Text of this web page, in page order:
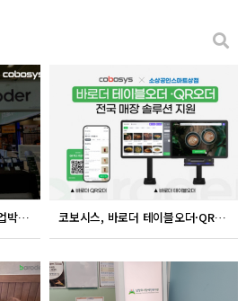
코보시스, IFS 프랜차이즈 창업박람회서 통합 매장 관리 솔루션 '바로더’ 체험존 운영 코보시스, 바로더 테이블오더·QR오더로 스마트상점 기술보급사업 3년 연속 선정